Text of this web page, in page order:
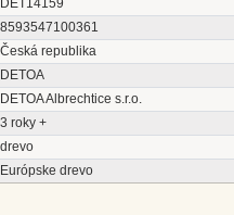
DET14159
8593547100361
Česká republika
DETOA
DETOA Albrechtice s.r.o.
3 roky +
drevo
Európske drevo